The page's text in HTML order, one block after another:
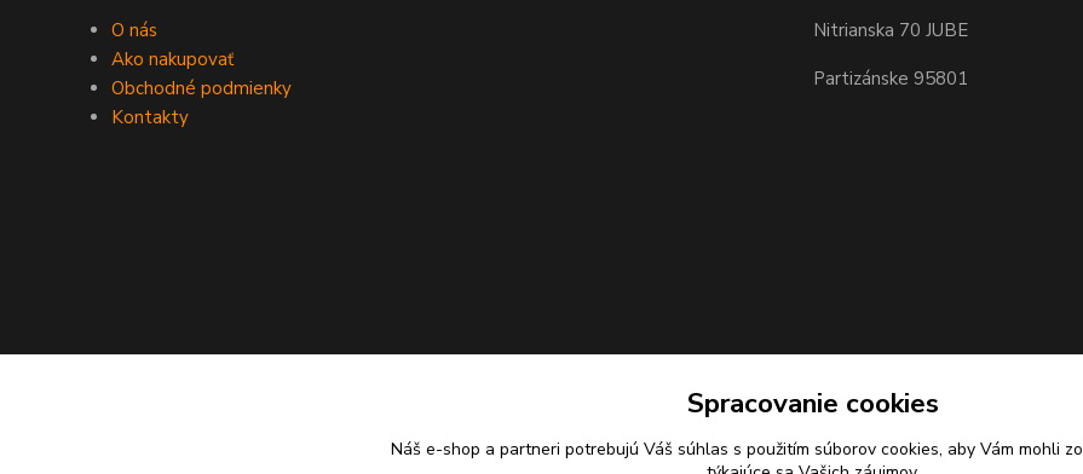
O nás
Ako nakupovať
Obchodné podmienky
Kontakty
Nitrianska 70 JUBE
Partizánske 95801
Spracovanie cookies
Náš e-shop a partneri potrebujú Váš súhlas s použitím súborov cookies, aby Vám mohli